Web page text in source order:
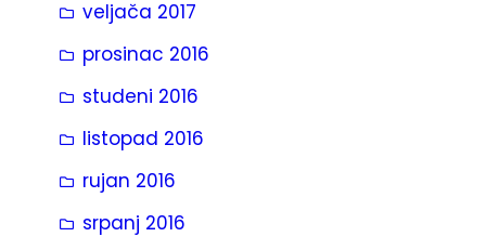
veljača 2017
prosinac 2016
studeni 2016
listopad 2016
rujan 2016
srpanj 2016